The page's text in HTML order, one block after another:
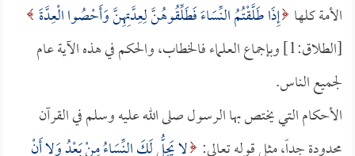
الأمة كلها إِذَا طَلَّقْتُمُ النِّسَاءَ فَطَلِّقُوهُنَّ لِعِدَّتِهِنَّ وَأَحْصُوا الْعِدَّةَ
[الطلاق:1] وبإجماع العلماء فالخطاب، والحكم في هذه الآية عام
لجميع الناس.
الأحكام التي يختص بها الرسول صلى الله عليه وسلم في القرآن